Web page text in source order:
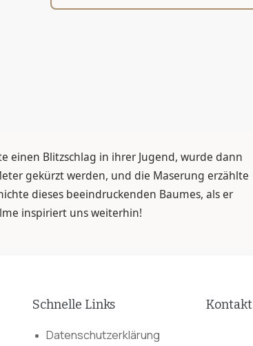
einen Blitzschlag in ihrer Jugend, wurde dann
gekürzt werden, und die Maserung erzählte
dieses beeindruckenden Baumes, als er
inspiriert uns weiterhin!
Schnelle Links
Datenschutzerklärung
Kontakt